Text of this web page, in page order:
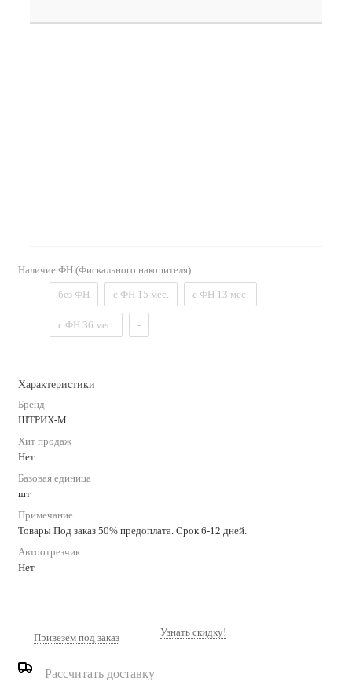
:
Наличие ФН (Фискального накопителя)
без ФН с ФН 15 мес. с ФН 13 мес.
с ФН 36 мес. -
Характеристики
Бренд
ШТРИХ-М
Хит продаж
Нет
Базовая единица
шт
Примечание
Товары Под заказ 50% предоплата. Срок 6-12 дней.
Автоотрезчик
Нет
Привезем под заказ Узнать скидку!
Рассчитать доставку